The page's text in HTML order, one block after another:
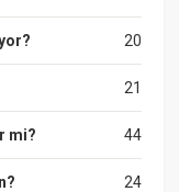
20
21
44
mi?
24